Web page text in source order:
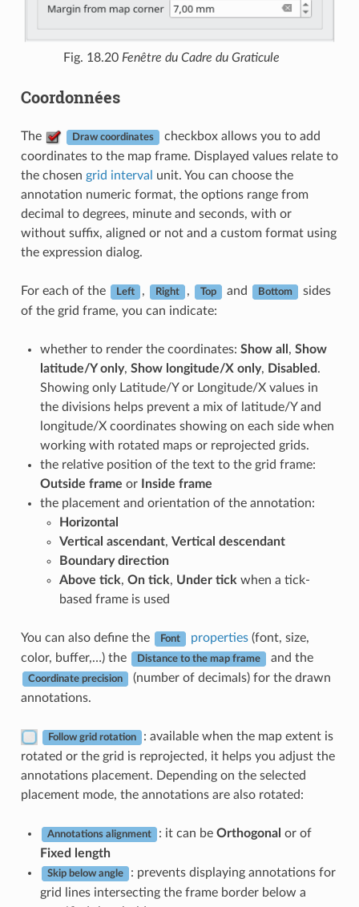
Fig. 18.20 Fenêtre du Cadre du Graticule
Coordonnées
The Draw coordinates
checkbox allows you to add
coordinates to the map frame. Displayed values relate to
the chosen grid interval
unit. You can choose the
annotation numeric format, the options range from
decimal to degrees, minute and seconds, with or
without suffix, aligned or not and a custom format using
the expression dialog.
For each of the Left , Right , Top and Bottom
sides
of the grid frame, you can indicate:
whether to render the coordinates: Show all , Show
latitude/Y only, Show longitude/X only, Disabled .
Showing only Latitude/Y or Longitude/X values in
the divisions helps prevent a mix of latitude/Y and
longitude/X coordinates showing on each side when
working with rotated maps or reprojected grids.
the relative position of the text to the grid frame:
Outside frame or
Inside frame
the placement and orientation of the annotation:
Horizontal
Vertical ascendant, Vertical descendant
Boundary direction
Above tick, On tick, Under tick when a tick-
based frame is used
You can also define the Font properties(font, size,
color, buffer,…) the
Distance to the map frame and the
Coordinate precision
(number of decimals) for the drawn
annotations.
Follow grid rotation
: available when the map extent is
rotated or the grid is reprojected, it helps you adjust the
annotations placement. Depending on the selected
placement mode, the annotations are also rotated:
Annotations alignment : it can be Orthogonal or of
Fixed length
Skip below angle
: prevents displaying annotations for
grid lines intersecting the frame border below a